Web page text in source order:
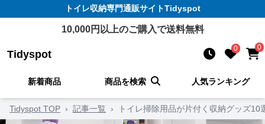
トイレ収納専門通販サイトTidyspot
10,000円以上のご購入で送料無料
Tidyspot 0 0
新着商品 商品を検索 人気ランキング
Tidyspot TOP › 記事一覧 › トイレ掃除用品が片付く収納グッズ10